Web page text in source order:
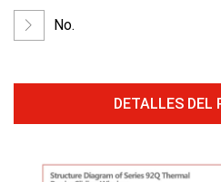
No.
DETALLES DEL